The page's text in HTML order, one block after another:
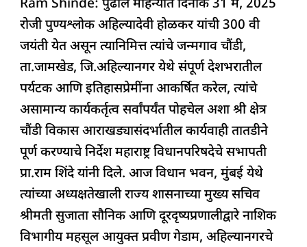
c
e
b
o
o
k
at
s
A
p
p
k
e
dI
n
re
a
d
s
e
g
ra
m
ar
e
Ram Shinde: पुढील महिन्यात दिनांक 31 मे, 2025
रोजी पुण्यश्लोक अहिल्यादेवी होळकर यांची 300 वी
जयंती येत असून त्यानिमित्त त्यांचे जन्मगाव चौंडी,
ता.जामखेड, जि.अहिल्यानगर येथे संपूर्ण देशभरातील
पर्यटक आणि इतिहासप्रेमींना आकर्षित करेल, त्यांचे
असामान्य कार्यकर्तृत्व सर्वांपर्यंत पोहचेल अशा श्री क्षेत्र
चौंडी विकास आराखड्यासंदर्भातील कार्यवाही तातडीने
पूर्ण करण्याचे निर्देश महाराष्ट्र विधानपरिषदेचे सभापती
प्रा.राम शिंदे यांनी दिले. आज विधान भवन, मुंबई येथे
त्यांच्या अध्यक्षतेखाली राज्य शासनाच्या मुख्य सचिव
श्रीमती सुजाता सौनिक आणि दूरदृष्यप्रणालीद्वारे नाशिक
विभागीय महसूल आयुक्त प्रवीण गेडाम, अहिल्यानगरचे